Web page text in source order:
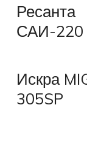
Ресанта
САИ-220
Искра
305SP